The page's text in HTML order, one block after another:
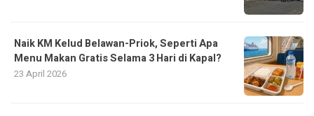
Naik KM Kelud Belawan-Priok, Seperti Apa
Menu Makan Gratis Selama 3 Hari di Kapal?
23 April 2026